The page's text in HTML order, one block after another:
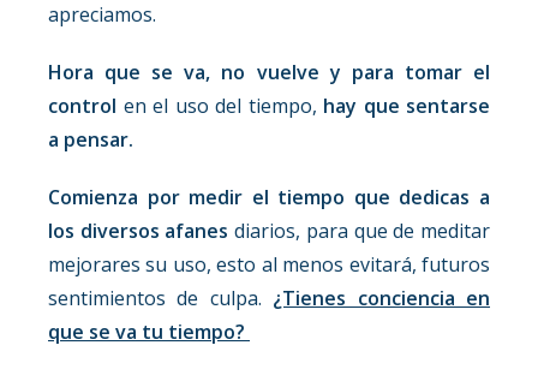
apreciamos.
Hora que se va, no vuelve y para tomar el
control en el uso del tiempo, hay que sentarse
a pensar.
Comienza por medir el tiempo que dedicas a
los diversos afanes diarios, para que de meditar
mejorares su uso, esto al menos evitará, futuros
sentimientos de culpa. ¿Tienes conciencia en
que se va tu tiempo?